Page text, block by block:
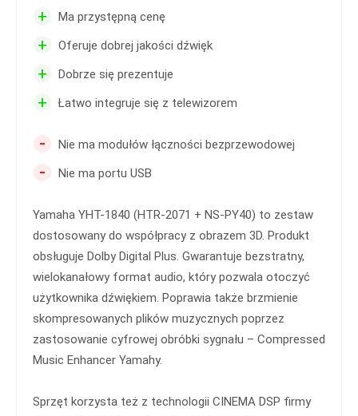
+ Ma przystępną cenę
+ Oferuje dobrej jakości dźwięk
+ Dobrze się prezentuje
+ Łatwo integruje się z telewizorem
- Nie ma modułów łączności bezprzewodowej
- Nie ma portu USB
Yamaha YHT-1840 (HTR-2071 + NS-PY40) to zestaw
dostosowany do współpracy z obrazem 3D. Produkt
obsługuje Dolby Digital Plus. Gwarantuje bezstratny,
wielokanałowy format audio, który pozwala otoczyć
użytkownika dźwiękiem. Poprawia także brzmienie
skompresowanych plików muzycznych poprzez
zastosowanie cyfrowej obróbki sygnału – Compressed
Music Enhancer Yamahy.
Sprzęt korzysta też z technologii CINEMA DSP firmy